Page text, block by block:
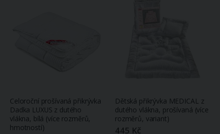
Celoroční prošívaná přikrývka
Dadka LUXUS z dutého
vlákna, bílá (více rozměrů,
hmotností)
Dětská přikrývka MEDICAL z
dutého vlákna, prošívaná (více
rozměrů, variant)
445 Kč